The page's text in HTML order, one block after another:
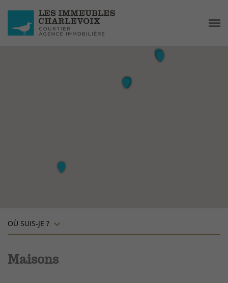
OÙ SUIS-JE ?
Maisons